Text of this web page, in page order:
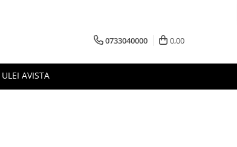
0733040000 0,00
ULEI AVISTA